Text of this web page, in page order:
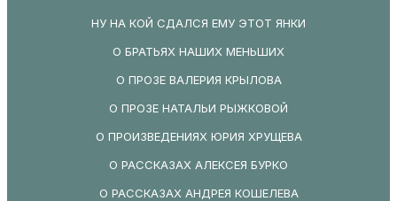
НУ НА КОЙ СДАЛСЯ ЕМУ ЭТОТ ЯНКИ
О БРАТЬЯХ НАШИХ МЕНЬШИХ
О ПРОЗЕ ВАЛЕРИЯ КРЫЛОВА
О ПРОЗЕ НАТАЛЬИ РЫЖКОВОЙ
О ПРОИЗВЕДЕНИЯХ ЮРИЯ ХРУЩЕВА
О РАССКАЗАХ АЛЕКСЕЯ БУРКО
О РАССКАЗАХ АНДРЕЯ КОШЕЛЕВА